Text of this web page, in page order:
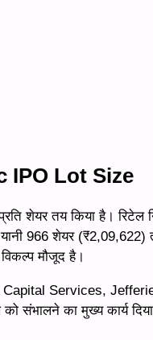
IPO Lot Size
शेयर तय किया है। रिटेल
966 शेयर
मौजूद है।
Services,
का मुख्य कार्य